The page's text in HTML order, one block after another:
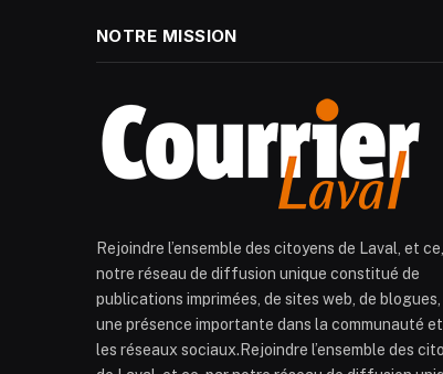
NOTRE MISSION
Rejoindre l’ensemble des citoyens de Laval, et
notre réseau de diffusion unique constitué de
publications imprimées, de sites web, de
une présence importante dans la communauté
les réseaux sociaux.Rejoindre l’ensemble des